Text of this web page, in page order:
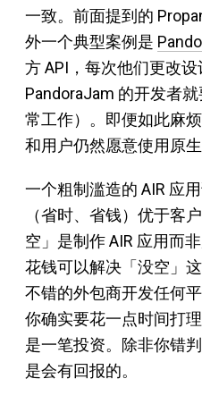
一致。前面提到的
外一个典型案例是
方 API，每次他们更改
PandoraJam 的开发者
常工作）。即便如此麻
和用户仍然愿意使用原
一个粗制滥造的 AIR 应
（省时、省钱）优于客
空」是制作 AIR 应用而
花钱可以解决「没空」
不错的外包商开发任何
你确实要花一点时间打
是一笔投资。除非你错
是会有回报的。